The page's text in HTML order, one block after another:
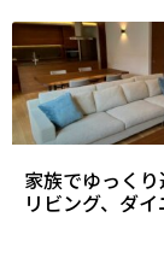
家族でゆっく
リビング、ダ